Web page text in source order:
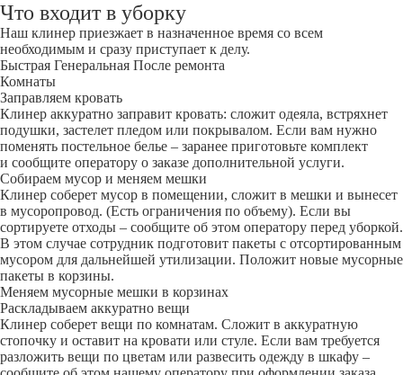
Что входит в уборку
Наш клинер приезжает в назначенное время со всем
необходимым и сразу приступает к делу.
Быстрая Генеральная После ремонта
Комнаты
Заправляем кровать
Клинер аккуратно заправит кровать: сложит одеяла, встряхнет
подушки, застелет пледом или покрывалом. Если вам нужно
поменять постельное белье – заранее приготовьте комплект
и сообщите оператору о заказе дополнительной услуги.
Собираем мусор и меняем мешки
Клинер соберет мусор в помещении, сложит в мешки и вынесет
в мусоропровод. (Есть ограничения по объему). Если вы
сортируете отходы – сообщите об этом оператору перед уборкой.
В этом случае сотрудник подготовит пакеты с отсортированным
мусором для дальнейшей утилизации. Положит новые мусорные
пакеты в корзины.
Меняем мусорные мешки в корзинах
Раскладываем аккуратно вещи
Клинер соберет вещи по комнатам. Сложит в аккуратную
стопочку и оставит на кровати или стуле. Если вам требуется
разложить вещи по цветам или развесить одежду в шкафу –